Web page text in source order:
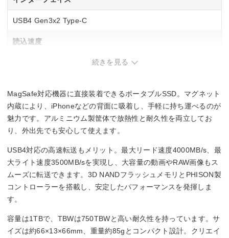
USB4 Gen3x2 Type-C
読込速度
3500 MB/s
続きを見る
MagSafe対応機器に直接装着できるポータブルSSD。マグネット
内蔵により、iPhoneなどの背面に吸着し、手軽に持ち運べるのが
魅力です。アルミニウム製筐体で放熱性と耐久性を両立してお
り、外出先でも安心して使えます。
USB4対応の高速転送もメリット。最大リード速度4000MB/s、最
大ライト速度3500MB/sを実現し、大容量の動画やRAW画像もス
ムーズに転送できます。3D NANDフラッシュメモリとPHISON製
コントローラーを搭載し、安定したパフォーマンスを発揮しま
す。
容量は1TBで、TBWは750TBWと高い耐久性を持っています。サ
イズは約66×13×66mm、重量約85gとコンパクト設計。クリエイ